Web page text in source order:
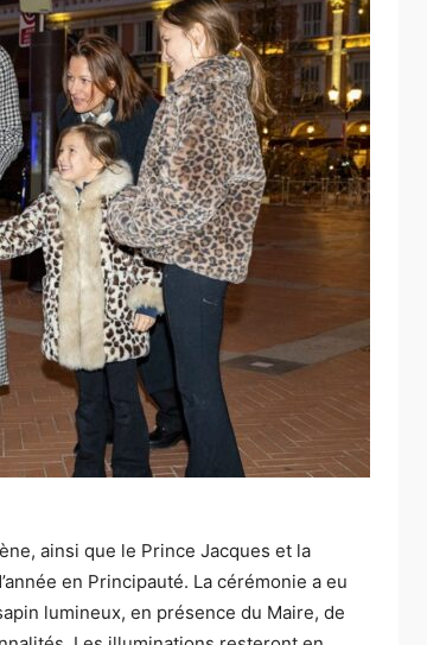
ainsi que le Prince Jacques et la
en Principauté. La cérémonie a eu
lumineux, en présence du Maire, de